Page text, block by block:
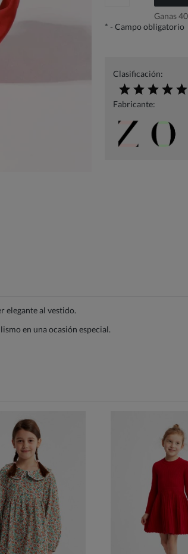
Ganas
* - Campo obligatorio
Clasificación:
Fabricante:
elegante al vestido.
en una ocasión especial.